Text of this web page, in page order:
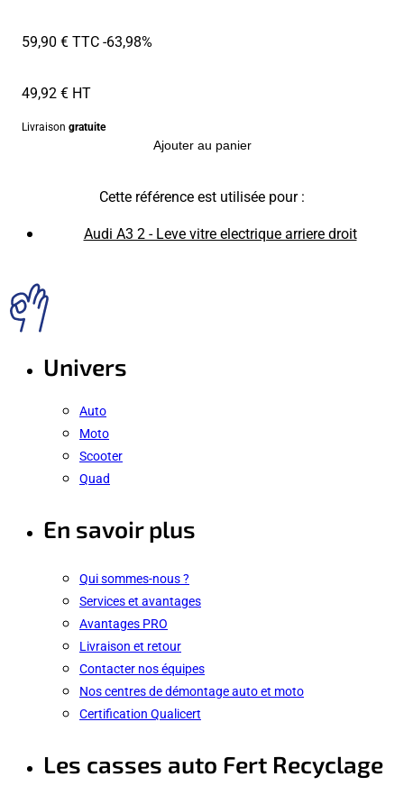
59,90 € TTC-63,98%
49,92 € HT
Livraison gratuite
Ajouter au panier
Cette référence est utilisée pour :
Audi A3 2 - Leve vitre electrique arriere droit
Univers
Auto
Moto
Scooter
Quad
En savoir plus
Qui sommes-nous ?
Services et avantages
Avantages PRO
Livraison et retour
Contacter nos équipes
Nos centres de démontage auto et moto
Certification Qualicert
Les casses auto Fert Recyclage